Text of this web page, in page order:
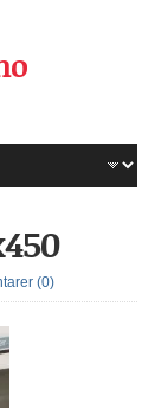
(0)